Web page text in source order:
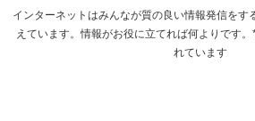
インターネットはみんなが質の良い情報発信をす
えています。情報がお役に立てれば何よりです
れています